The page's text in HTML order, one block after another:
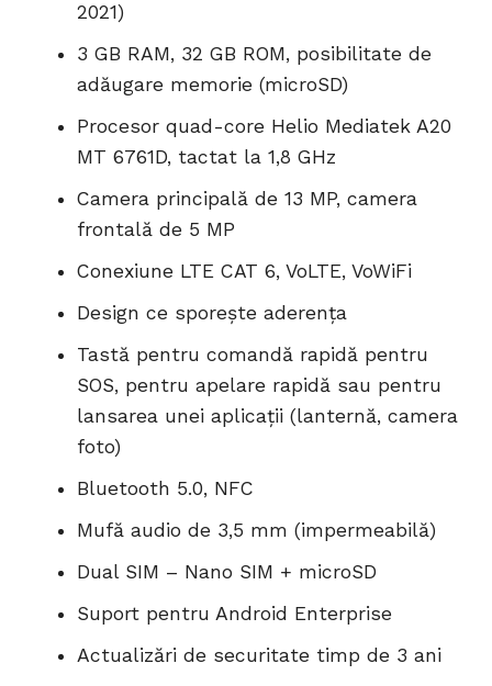
2021)
3 GB RAM, 32 GB ROM, posibilitate de
adăugare memorie (microSD)
Procesor quad-core Helio Mediatek A20
MT 6761D, tactat la 1,8 GHz
Camera principală de 13 MP, camera
frontală de 5 MP
Conexiune LTE CAT 6, VoLTE, VoWiFi
Design ce sporește aderența
Tastă pentru comandă rapidă pentru
SOS, pentru apelare rapidă sau pentru
lansarea unei aplicații (lanternă, camera
foto)
Bluetooth 5.0, NFC
Mufă audio de 3,5 mm (impermeabilă)
Dual SIM – Nano SIM + microSD
Suport pentru Android Enterprise
Actualizări de securitate timp de 3 ani